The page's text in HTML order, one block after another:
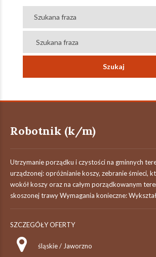
Robotnik (k/m)
Utrzymanie porządku i czystości na gminnych
urządzonej: opróżnianie koszy, zebranie śmieci,
wokół koszy oraz na całym porządkowanym
skoszonej trawy Wymagania konieczne:
SZCZEGÓŁY OFERTY
śląskie / Jaworzno